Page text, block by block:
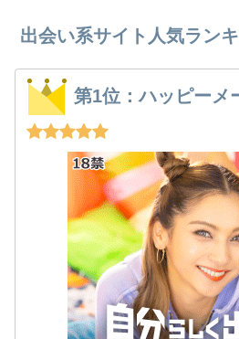
出会い系サイト人気ラン
第1位：ハッピーメ